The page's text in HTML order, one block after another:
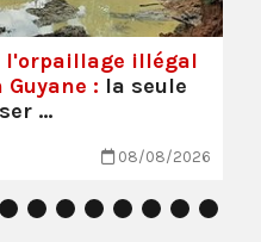
l'orpaillage illégal
: la seule
…
08/08/2026